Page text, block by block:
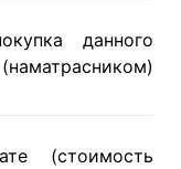
данного
(стоимость